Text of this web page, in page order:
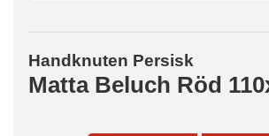
Handknuten Persisk
Matta Beluch Röd